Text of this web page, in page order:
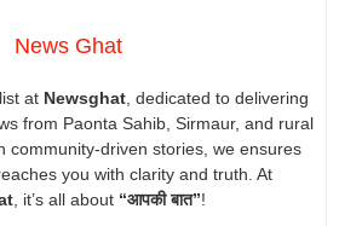
News Ghat
at Newsghat, dedicated to delivering
from Paonta Sahib, Sirmaur, and rural
community-driven stories, we ensures
you with clarity and truth. At
, it’s all about “आपकी बात”!